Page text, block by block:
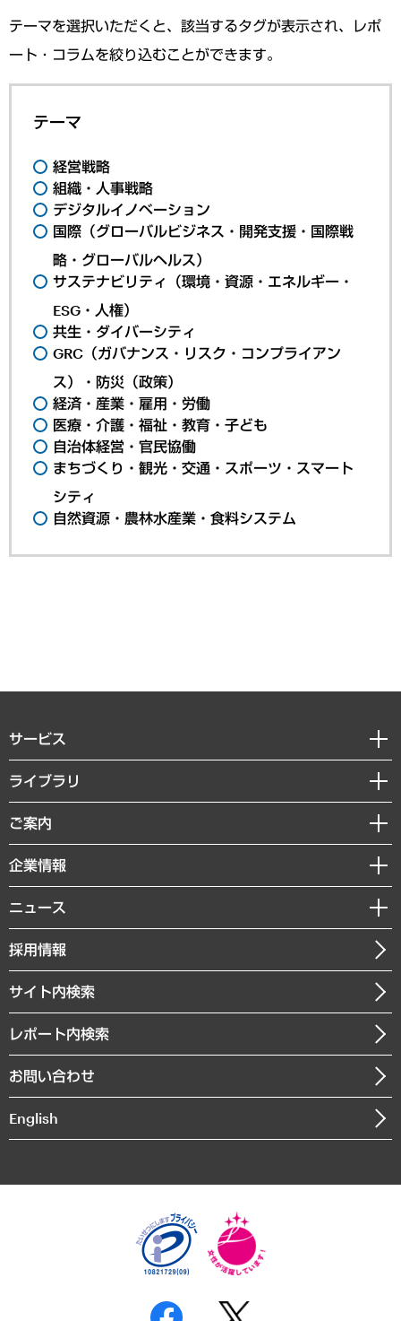
テーマを選択いただくと、該当するタグが表示され、レポ
ート・コラムを絞り込むことができます。
テーマ
経営戦略
組織・人事戦略
デジタルイノベーション
国際（グローバルビジネス・開発支援・国際戦
略・グローバルヘルス）
サステナビリティ（環境・資源・エネルギー・
ESG・人権）
共生・ダイバーシティ
GRC（ガバナンス・リスク・コンプライアン
ス）・防災（政策）
経済・産業・雇用・労働
医療・介護・福祉・教育・子ども
自治体経営・官民協働
まちづくり・観光・交通・スポーツ・スマート
シティ
自然資源・農林水産業・食料システム
サービス
経営戦略
組織・人事戦略
デジタルイノベーション
共生・ダイバーシティ
GRC（ガバナンス・リスク・コンプライアンス）・防災（政策）
経済・産業・雇用・労働
まちづくり・観光・交通・スポーツ・スマートシティ
自然資源・農林水産業・食料システム
ライブラリ
経済調査
レポート
コラム
経営用語集
受託・受注実績（官公庁関連）
メディア掲載・出演
ご案内
セミナー・イベント情報
MUFGビジネスセミナー
受託案件情報
企業情報
私たちの想い
社長メッセージ
会社概要
沿革
組織図・本部部室紹介
インドネシア現地法人
個人情報保護方針
反社会的勢力に対する基本方針
ニュース
ニュースリリース
お知らせ
採用情報
サイト内検索
レポート内検索
お問い合わせ
English